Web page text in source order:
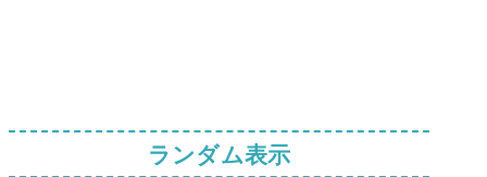
ランダム表示